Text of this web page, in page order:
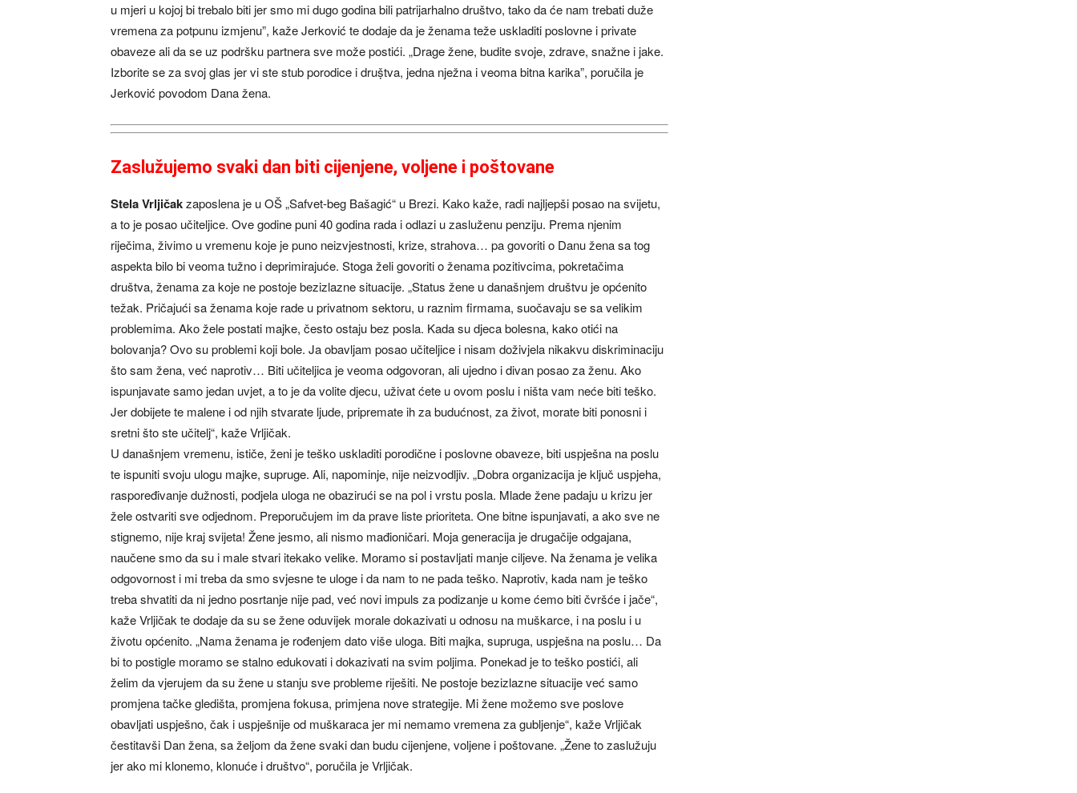
u mjeri u kojoj bi trebalo biti jer smo mi dugo godina bili patrijarhalno društvo, tako da će nam trebati duže
vremena za potpunu izmjenu”, kaže Jerković te dodaje da je ženama teže uskladiti poslovne i private
obaveze ali da se uz podršku partnera sve može postići. „Drage žene, budite svoje, zdrave, snažne i jake.
Izborite se za svoj glas jer vi ste stub porodice i druṣ̌tva, jedna nježna i veoma bitna karika”, poručila je
Jerković povodom Dana žena.
Zaslužujemo svaki dan biti cijenjene, voljene i poštovane
Stela Vrljičakzaposlena je u OŠ „Safvet-beg Bašagić“ u Brezi. Kako kaže, radi najljepši posao na svijetu,
a to je posao učiteljice. Ove godine puni 40 godina rada i odlazi u zasluženu penziju. Prema njenim
riječima, živimo u vremenu koje je puno neizvjestnosti, krize, strahova… pa govoriti o Danu žena sa tog
aspekta bilo bi veoma tužno i deprimirajuće. Stoga želi govoriti o ženama pozitivcima, pokretačima
društva, ženama za koje ne postoje bezizlazne situacije. „Status žene u današnjem društvu je općenito
težak. Pričajući sa ženama koje rade u privatnom sektoru, u raznim firmama, suočavaju se sa velikim
problemima. Ako žele postati majke, često ostaju bez posla. Kada su djeca bolesna, kako otići na
bolovanja? Ovo su problemi koji bole. Ja obavljam posao učiteljice i nisam doživjela nikakvu diskriminaciju
što sam žena, već naprotiv… Biti učiteljica je veoma odgovoran, ali ujedno i divan posao za ženu. Ako
ispunjavate samo jedan uvjet, a to je da volite djecu, uživat ćete u ovom poslu i ništa vam neće biti teško.
Jer dobijete te malene i od njih stvarate ljude, pripremate ih za budućnost, za život, morate biti ponosni i
sretni što ste učitelj“, kaže Vrljičak.
U današnjem vremenu, ističe, ženi je teško uskladiti porodične i poslovne obaveze, biti uspješna na poslu
te ispuniti svoju ulogu majke, supruge. Ali, napominje, nije neizvodljiv. „Dobra organizacija je ključ uspjeha,
raspoređivanje dužnosti, podjela uloga ne obazirući se na pol i vrstu posla. Mlade žene padaju u krizu jer
žele ostvariti sve odjednom. Preporučujem im da prave liste prioriteta. One bitne ispunjavati, a ako sve ne
stignemo, nije kraj svijeta! Žene jesmo, ali nismo mađioničari. Moja generacija je drugačije odgajana,
naučene smo da su i male stvari itekako velike. Moramo si postavljati manje ciljeve. Na ženama je velika
odgovornost i mi treba da smo svjesne te uloge i da nam to ne pada teško. Naprotiv, kada nam je teško
treba shvatiti da ni jedno posrtanje nije pad, već novi impuls za podizanje u kome ćemo biti čvršće i jače“,
kaže Vrljičak te dodaje da su se žene oduvijek morale dokazivati u odnosu na muškarce, i na poslu i u
životu općenito. „Nama ženama je rođenjem dato više uloga. Biti majka, supruga, uspješna na poslu… Da
bi to postigle moramo se stalno edukovati i dokazivati na svim poljima. Ponekad je to teško postići, ali
želim da vjerujem da su žene u stanju sve probleme riješiti. Ne postoje bezizlazne situacije već samo
promjena tačke gledišta, promjena fokusa, primjena nove strategije. Mi žene možemo sve poslove
obavljati uspješno, čak i uspješnije od muškaraca jer mi nemamo vremena za gubljenje“, kaže Vrljičak
čestitavši Dan žena, sa željom da žene svaki dan budu cijenjene, voljene i poštovane. „Žene to zaslužuju
jer ako mi klonemo, klonuće i društvo“, poručila je Vrljičak.